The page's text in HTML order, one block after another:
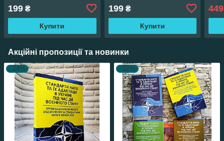
199 ₴
Купити
(батальйону)
199₴
Купити
449
Акційні пропозиції та новинки
–24% –22%